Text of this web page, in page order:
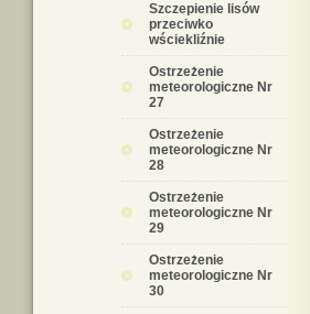
Szczepienie lisów
przeciwko
wściekliźnie
Ostrzeżenie
meteorologiczne Nr
27
Ostrzeżenie
meteorologiczne Nr
28
Ostrzeżenie
meteorologiczne Nr
29
Ostrzeżenie
meteorologiczne Nr
30